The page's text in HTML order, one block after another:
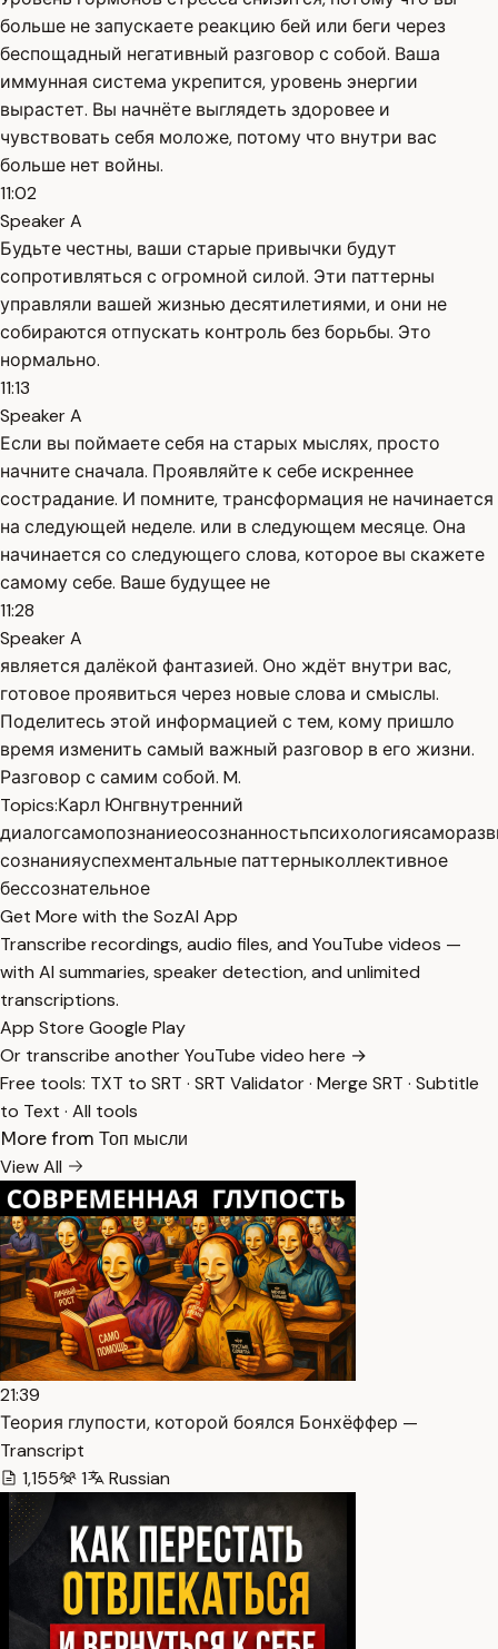
больше не запускаете реакцию бей или беги через
беспощадный негативный разговор с собой. Ваша
иммунная система укрепится, уровень энергии
вырастет. Вы начнёте выглядеть здоровее и
чувствовать себя моложе, потому что внутри вас
больше нет войны.
11:02
Speaker A
Будьте честны, ваши старые привычки будут
сопротивляться с огромной силой. Эти паттерны
управляли вашей жизнью десятилетиями, и они не
собираются отпускать контроль без борьбы. Это
нормально.
11:13
Speaker A
Если вы поймаете себя на старых мыслях, просто
начните сначала. Проявляйте к себе искреннее
сострадание. И помните, трансформация не начинается
на следующей неделе. или в следующем месяце. Она
начинается со следующего слова, которое вы скажете
самому себе. Ваше будущее не
11:28
Speaker A
является далёкой фантазией. Оно ждёт внутри вас,
готовое проявиться через новые слова и смыслы.
Поделитесь этой информацией с тем, кому пришло
время изменить самый важный разговор в его жизни.
Разговор с самим собой. M.
Topics:Карл Юнгвнутренний
диалогсамопознаниеосознанностьпсихология
сознанияуспехментальные паттерныколлективное
бессознательное
Get More with the SozAI App
Transcribe recordings, audio files, and YouTube videos —
with AI summaries, speaker detection, and unlimited
transcriptions.
App Store Google Play
Or transcribe another YouTube video here →
Free tools: TXT to SRT · SRT Validator· Merge SRT · Subtitle
to Text · All tools
More from Топ мысли
View All
21:39
Теория глупости, которой боялся Бонхёффер —
Transcript
1,155
1 Russian